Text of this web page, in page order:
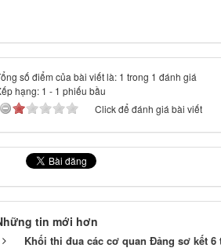
số điểm của bài viết là: 1 trong 1 đánh giá
hạng: 1 - 1 phiếu bầu
Click để đánh giá bài viết
tin mới hơn
Khối thi đua các cơ quan Đảng sơ kết 6